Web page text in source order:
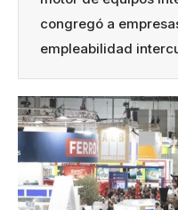
congregó a
empleabilidad